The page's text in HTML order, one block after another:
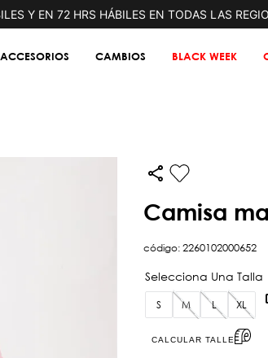
Y EN 72 HRS HÁBILES EN TODAS LAS
ACCESORIOS CAMBIOS BLACK WEEK
camisa
código:2260102000652
S M L XL
CALCULAR TALLE